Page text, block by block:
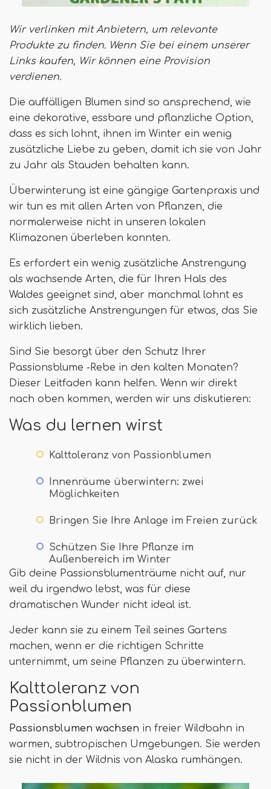
Wir verlinken mit Anbietern, um relevante
Produkte zu finden. Wenn Sie bei einem unserer
Links kaufen, Wir können eine Provision
verdienen.
Die auffälligen Blumen sind so ansprechend, wie
eine dekorative, essbare und pflanzliche Option,
dass es sich lohnt, ihnen im Winter ein wenig
zusätzliche Liebe zu geben, damit ich sie von Jahr
zu Jahr als Stauden behalten kann.
Überwinterung ist eine gängige Gartenpraxis und
wir tun es mit allen Arten von Pflanzen, die
normalerweise nicht in unseren lokalen
Klimazonen überleben konnten.
Es erfordert ein wenig zusätzliche Anstrengung
als wachsende Arten, die für Ihren Hals des
Waldes geeignet sind, aber manchmal lohnt es
sich zusätzliche Anstrengungen für etwas, das Sie
wirklich lieben.
Sind Sie besorgt über den Schutz Ihrer
Passionsblume -Rebe in den kalten Monaten?
Dieser Leitfaden kann helfen. Wenn wir direkt
nach oben kommen, werden wir uns diskutieren:
Was du lernen wirst
Kalttoleranz von Passionblumen
Innenräume überwintern: zwei
Möglichkeiten
Bringen Sie Ihre Anlage im Freien zurück
Schützen Sie Ihre Pflanze im
Außenbereich im Winter
Gib deine Passionsblumenträume nicht auf, nur
weil du irgendwo lebst, was für diese
dramatischen Wunder nicht ideal ist.
Jeder kann sie zu einem Teil seines Gartens
machen, wenn er die richtigen Schritte
unternimmt, um seine Pflanzen zu überwintern.
Kalttoleranz von
Passionblumen
Passionsblumen wachsen in freier Wildbahn in
warmen, subtropischen Umgebungen. Sie werden
sie nicht in der Wildnis von Alaska rumhängen.